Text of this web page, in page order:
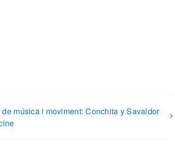
de música i moviment: Conchita y Savaldor